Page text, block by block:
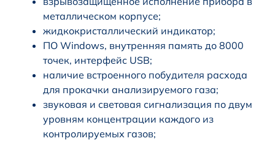
металлическом корпусе;
жидкокристаллический индикатор;
ПО Windows, внутренняя память до 8000
точек, интерфейс USB;
наличие встроенного побудителя расхода
для прокачки анализируемого газа;
звуковая и световая сигнализация по двум
уровням концентрации каждого из
контролируемых газов;